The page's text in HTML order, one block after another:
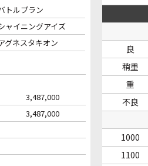
トルプラン
ャイニングアイズ
グネスタキオン
3,487,000
3,487,000
良
稍重
重
不良
1000
1100